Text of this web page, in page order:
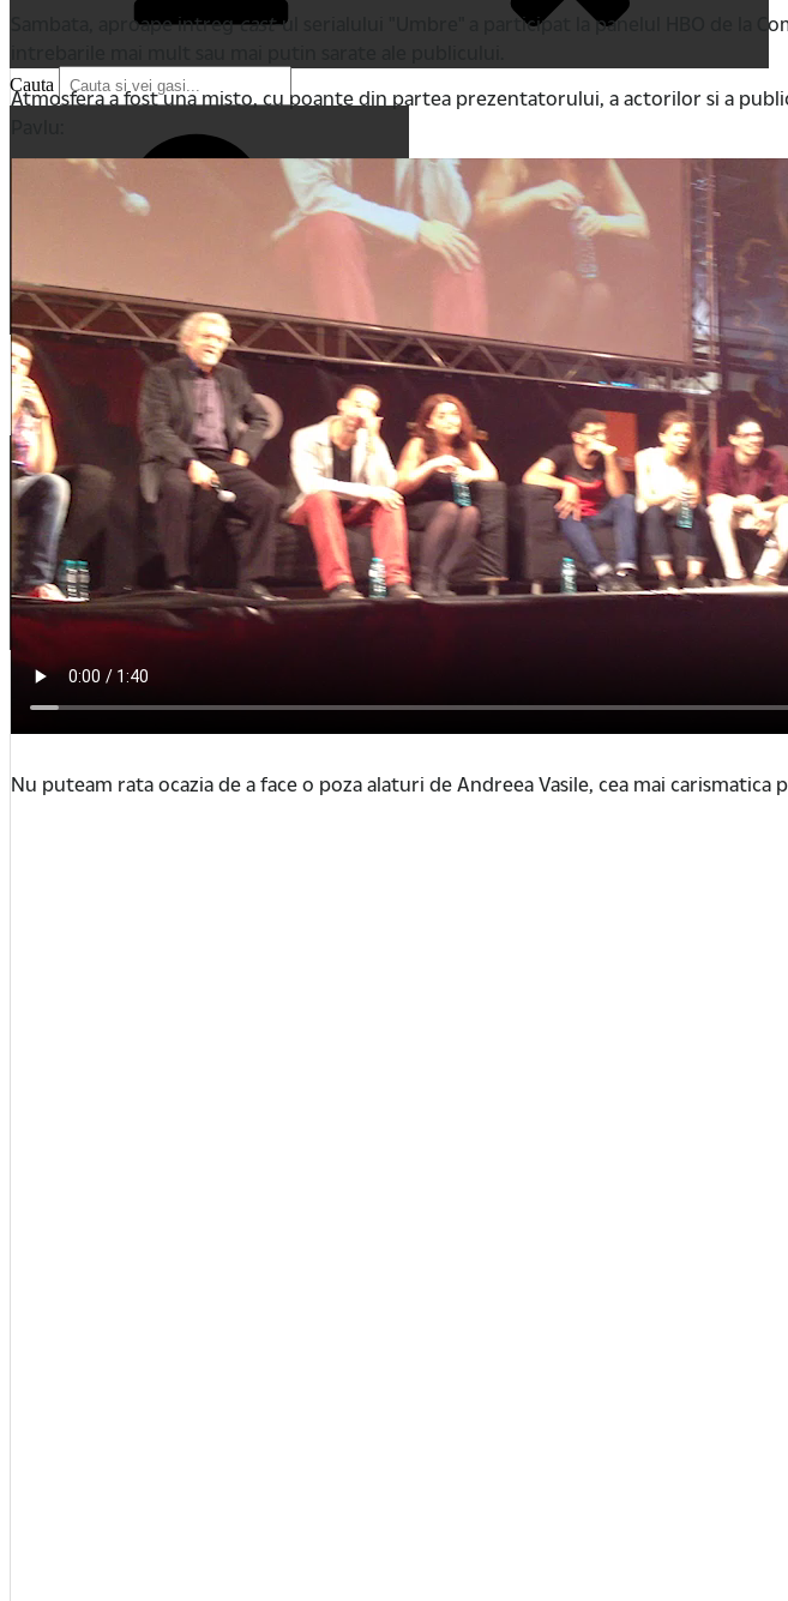
Cauta
Cauta
Home
Comentarii recente
My Movies
Tricouri
Sambata, aproape intregcast-ul serialului "Umbre" a participat la panelul HBO de la
Atmosfera a fost una misto, cu poante din partea prezentatorului, a actorilor si a
Nu puteam rata ocazia de a face o poza alaturi de Andreea Vasile, cea mai carismatica